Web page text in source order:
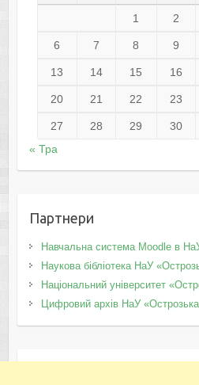
1 2
6 7 8 9
13 14 15 16
20 21 22 23
27 28 29 30
« Тра
Партнери
Навчальна система Moodle в
Наукова бібліотека НаУ
Національний університет
Цифровий архів НаУ